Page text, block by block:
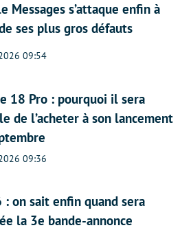
Messages s’attaque enfin à
ses plus gros défauts
09:54
18 Pro : pourquoi il sera
de l’acheter à son lancement
09:36
: on sait enfin quand sera
la 3e bande-annonce